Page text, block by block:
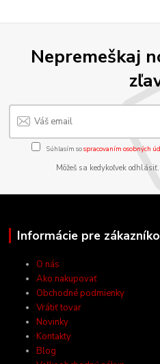
Nepremeškaj
Súhlasím sospracovaním osobných
Môžeš sa kedykoľvek
Informácie pre
O nás
Ako nakupovať
Obchodné podmienky
Vrátiť tovar
Novinky
Kontakty
Blog